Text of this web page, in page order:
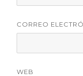
CORREO
WEB